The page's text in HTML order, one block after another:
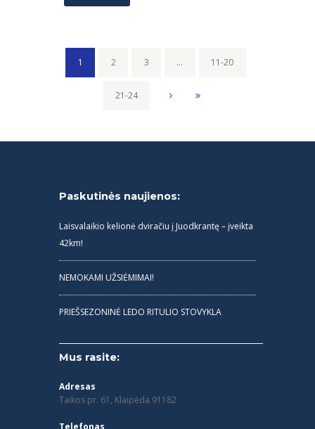
1 2 3 … 11-20
21-24
Paskutinės naujienos:
Laisvalaikio kelionė dviračiu į Juodkrantę – įveikta
42km!
NEMOKAMI UŽSIĖMIMAI!
PRIEŠSEZONINĖ LEDO RITULIO STOVYKLA
Mus rasite:
Adresas
Taikos pr. 61, Klaipėda 91182
Telefonas